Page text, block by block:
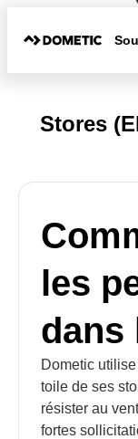
Stores
les
dans
Dometic
toile de ses
résister au
fortes